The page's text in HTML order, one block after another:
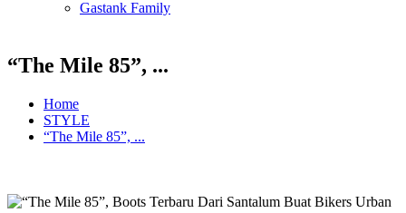
Gastank Family
“The Mile 85”, ...
Home
STYLE
“The Mile 85”, ...